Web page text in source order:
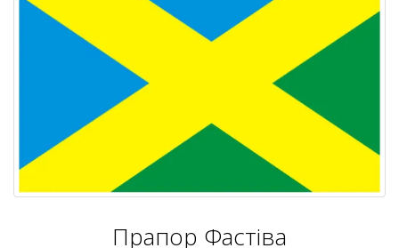
Прапор Фастіва